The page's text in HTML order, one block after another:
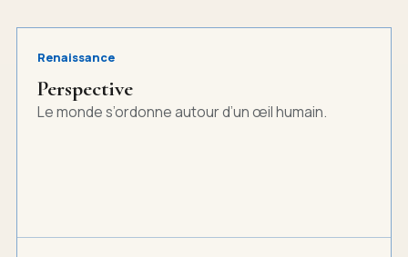
Renaissance
Perspective
Le monde s’ordonne autour d’un œil humain.